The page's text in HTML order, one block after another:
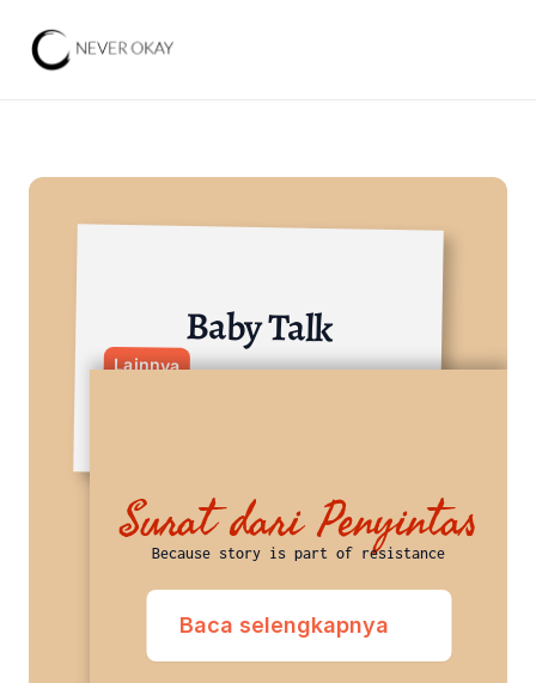
Baby Talk
Lainnya
Surat dari Penyintas
Because story is part of resistance
Baca selengkapnya